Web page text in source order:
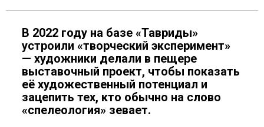
В 2022 году на базе «Тавриды»
устроили «творческий эксперимент»
— художники делали в пещере
выставочный проект, чтобы показать
её художественный потенциал и
зацепить тех, кто обычно на слово
«спелеология» зевает.